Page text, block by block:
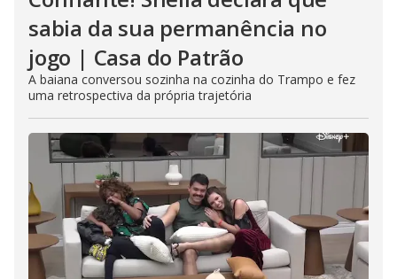
sabia da sua permanência no
jogo | Casa do Patrão
A baiana conversou sozinha na cozinha do Trampo e fez
uma retrospectiva da própria trajetória